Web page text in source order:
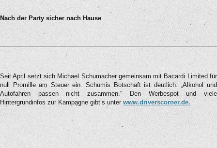
Nach der Party sicher nach Hause
Seit April setzt sich Michael Schumacher gemeinsam mit Bacardi Limited für
null Promille am Steuer ein. Schumis Botschaft ist deutlich: „Alkohol und
Autofahren passen nicht zusammen.“ Den Werbespot und viele
Hintergrundinfos zur Kampagne gibt’s unter www.driverscorner.de.